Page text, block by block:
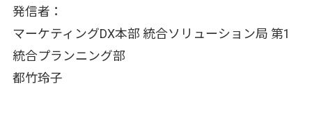
発信者：
マーケティングDX本部 統合ソリューション局 第1
統合プランニング部
都竹玲子